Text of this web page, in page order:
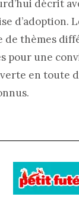
décrit
d’adoption.
de thèmes
pour une
en toute